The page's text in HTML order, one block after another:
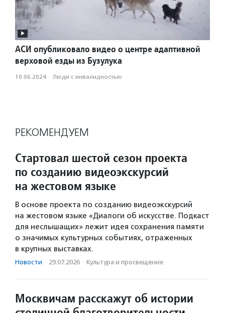
АСИ опубликовало видео о центре адаптивной
верховой езды из Бузулука
10.06.2024 · Люди с инвалидностью
РЕКОМЕНДУЕМ
Стартовал шестой сезон проекта
по созданию видеоэкскурсий
на жестовом языке
В основе проекта по созданию видеоэкскурсий
на жестовом языке «Диалоги об искусстве. Подкаст
для неслышащих» лежит идея сохранения памяти
о значимых культурных событиях, отраженных
в крупных выставках.
Новости · 29.07.2026 · Культура и просвещение
Москвичам расскажут об истории